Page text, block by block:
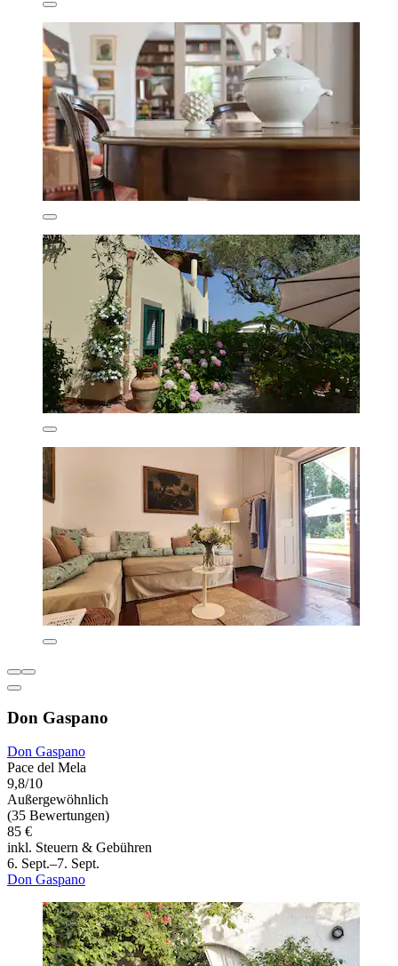
Don Gaspano
Don Gaspano
Pace del Mela
9,8/10
Außergewöhnlich
(35 Bewertungen)
85 €
inkl. Steuern & Gebühren
6. Sept.–7. Sept.
Don Gaspano